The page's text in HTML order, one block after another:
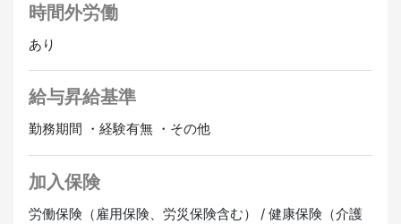
時間外労働
あり
給与昇給基準
勤務期間 ・経験有無 ・その他
加入保険
労働保険（雇用保険、労災保険含む） / 健康保険（介護